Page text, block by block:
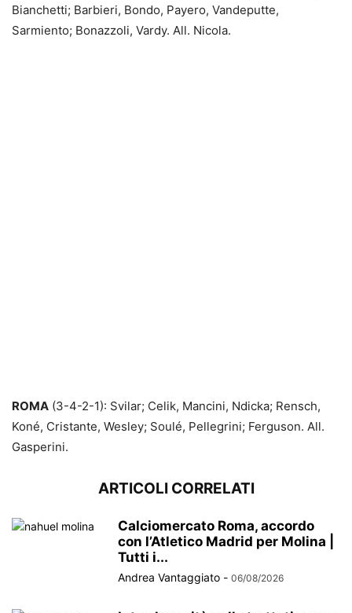
Bianchetti; Barbieri, Bondo, Payero, Vandeputte,
Sarmiento; Bonazzoli, Vardy. All. Nicola.
ROMA (3-4-2-1): Svilar; Celik, Mancini, Ndicka; Rensch,
Koné, Cristante, Wesley; Soulé, Pellegrini; Ferguson. All.
Gasperini.
ARTICOLI CORRELATI
Calciomercato Roma, accordo
con l’Atletico Madrid per Molina |
Tutti i...
Andrea Vantaggiato - 06/08/2026